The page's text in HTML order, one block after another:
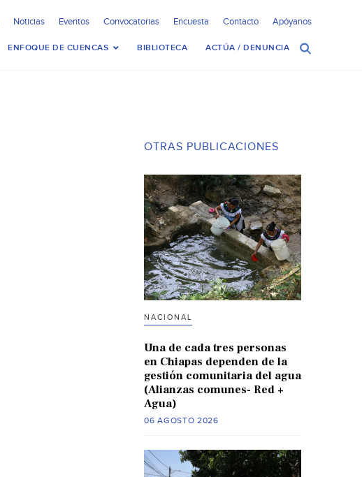
Noticias Eventos Convocatorias Encuesta Contacto Apóyanos
ENFOQUE DE CUENCAS BIBLIOTECA ACTÚA / DENUNCIA
OTRAS PUBLICACIONES
NACIONAL
Una de cada tres personas
en Chiapas dependen de la
gestión comunitaria del agua
(Alianzas comunes- Red +
Agua)
06 AGOSTO 2026